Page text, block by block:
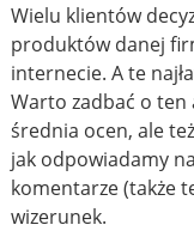
Wielu klientów
produktów danej
internecie. A te
Warto zadbać o ten
średnia ocen, ale
jak odpowiadamy
komentarze (także
wizerunek.